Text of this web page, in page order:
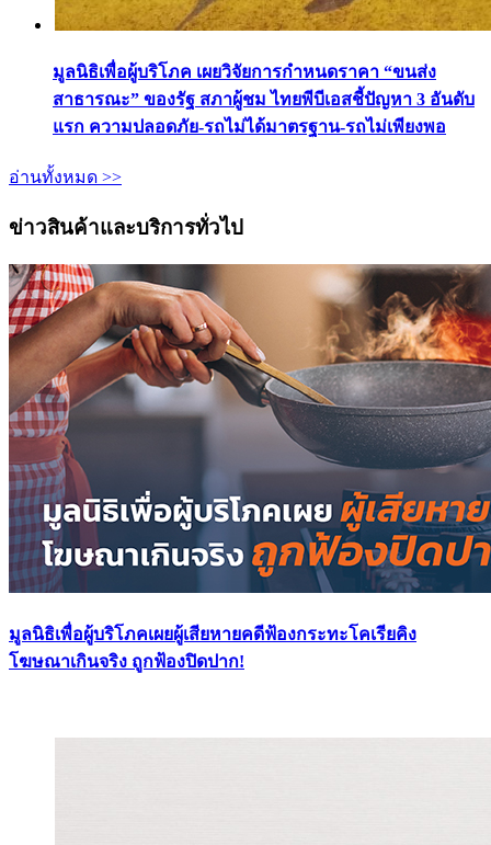
มูลนิธิเพื่อผู้บริโภค เผยวิจัยการกำหนดราคา “ขนส่ง
สาธารณะ” ของรัฐ สภาผู้ชม ไทยพีบีเอสชี้ปัญหา 3 อันดับ
แรก ความปลอดภัย-รถไม่ได้มาตรฐาน-รถไม่เพียงพอ
อ่านทั้งหมด >>
ข่าวสินค้าและบริการทั่วไป
มูลนิธิเพื่อผู้บริโภคเผยผู้เสียหายคดีฟ้องกระทะโคเรียคิง
โฆษณาเกินจริง ถูกฟ้องปิดปาก!